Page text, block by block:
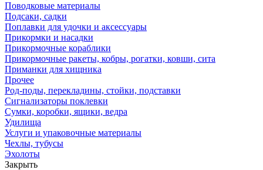
Поводковые материалы
Подсаки, садки
Поплавки для удочки и аксессуары
Прикормки и насадки
Прикормочные кораблики
Прикормочные ракеты, кобры, рогатки, ковши, сита
Приманки для хищника
Прочее
Род-поды, перекладины, стойки, подставки
Сигнализаторы поклевки
Сумки, коробки, ящики, ведра
Удилища
Услуги и упаковочные материалы
Чехлы, тубусы
Эхолоты
Закрыть